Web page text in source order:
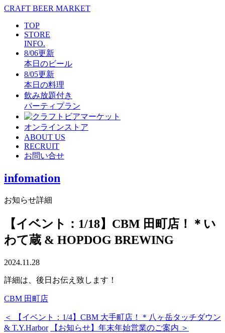
CRAFT BEER MARKET
TOP
STORE
INFO.
8/06更新
本日のビール
8/05更新
本日の料理
飲み放題付き
パーティプラン
オンラインストア
ABOUT US
RECRUIT
お問い合せ
infomation
お知らせ詳細
【イベント：1/18】CBM 田町店！＊い
わて蔵 & HOPDOG BREWING
2024.11.28
詳細は、後日お伝え致します！
CBM 田町店
＜ 【イベント：1/4】CBM 大手町店！＊八ヶ岳タッチダウン
& T.Y.Harbor
【お知らせ】年末年始営業のご案内 ＞